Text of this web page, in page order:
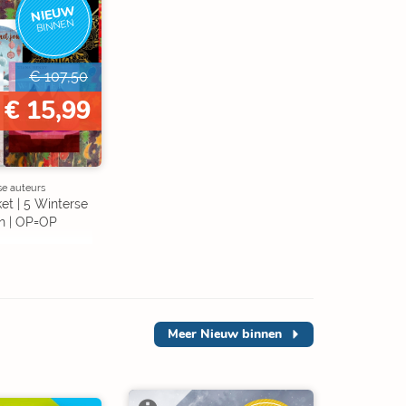
NIEUW
BINNEN
€ 107,50
€ 15,99
auteurs
| 5 Winterse
| OP=OP
Meer Nieuw binnen